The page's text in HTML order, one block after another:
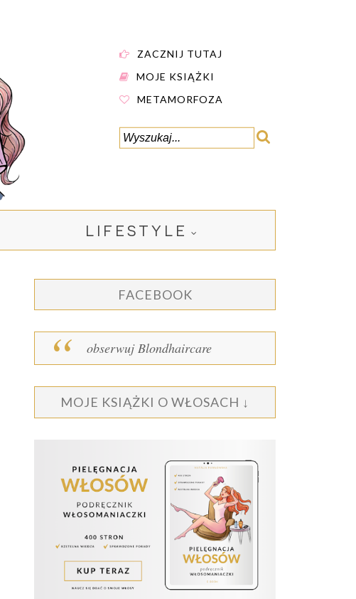
ZACZNIJ TUTAJ
MOJE KSIĄŻKI
METAMORFOZA
LIFESTYLE
FACEBOOK
obserwuj Blondhaircare
MOJE KSIĄŻKI O WŁOSACH ↓